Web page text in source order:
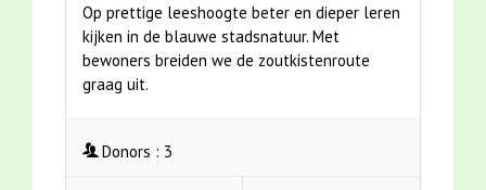
Op prettige leeshoogte beter en dieper leren
kijken in de blauwe stadsnatuur. Met
bewoners breiden we de zoutkistenroute
graag uit.
Donors : 3